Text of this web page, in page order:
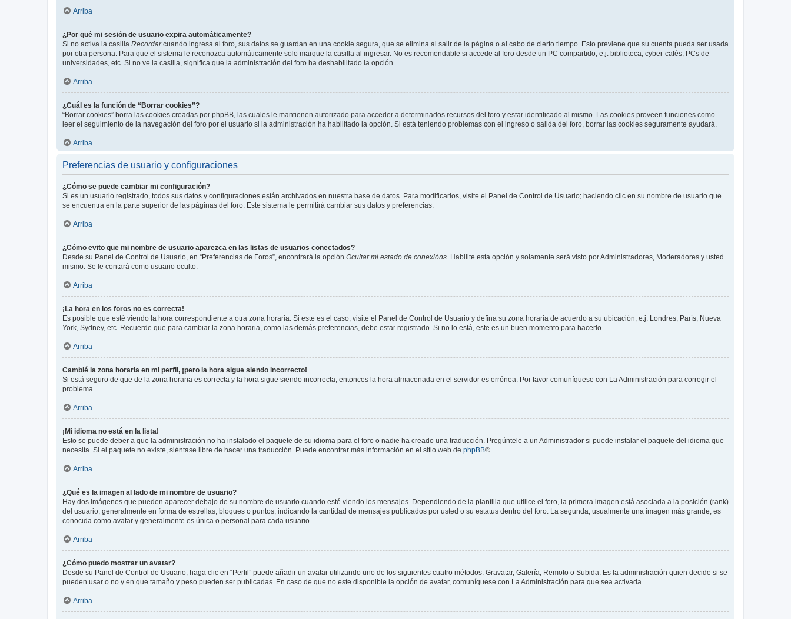
Arriba
¿Por qué mi sesión de usuario expira automáticamente?
Si no activa la casilla Recordarcuando ingresa al foro, sus datos se guardan en una cookie segura, que se elimina al salir de la página o al cabo de cierto tiempo. Esto previene que su cuenta pueda ser usada
por otra persona. Para que el sistema le reconozca automáticamente solo marque la casilla al ingresar. No es recomendable si accede al foro desde un PC compartido, e.j. biblioteca, cyber-cafés, PCs de
universidades, etc. Si no ve la casilla, significa que la administración del foro ha deshabilitado la opción.
Arriba
¿Cuál es la función de “Borrar cookies”?
“Borrar cookies” borra las cookies creadas por phpBB, las cuales le mantienen autorizado para acceder a determinados recursos del foro y estar identificado al mismo. Las cookies proveen funciones como
leer el seguimiento de la navegación del foro por el usuario si la administración ha habilitado la opción. Si está teniendo problemas con el ingreso o salida del foro, borrar las cookies seguramente ayudará.
Arriba
Preferencias de usuario y configuraciones
¿Cómo se puede cambiar mi configuración?
Si es un usuario registrado, todos sus datos y configuraciones están archivados en nuestra base de datos. Para modificarlos, visite el Panel de Control de Usuario; haciendo clic en su nombre de usuario que
se encuentra en la parte superior de las páginas del foro. Este sistema le permitirá cambiar sus datos y preferencias.
Arriba
¿Cómo evito que mi nombre de usuario aparezca en las listas de usuarios conectados?
Desde su Panel de Control de Usuario, en “Preferencias de Foros”, encontrará la opción Ocultar mi estado de conexións. Habilite esta opción y solamente será visto por Administradores, Moderadores y usted
mismo. Se le contará como usuario oculto.
Arriba
¡La hora en los foros no es correcta!
Es posible que esté viendo la hora correspondiente a otra zona horaria. Si este es el caso, visite el Panel de Control de Usuario y defina su zona horaria de acuerdo a su ubicación, e.j. Londres, París, Nueva
York, Sydney, etc. Recuerde que para cambiar la zona horaria, como las demás preferencias, debe estar registrado. Si no lo está, este es un buen momento para hacerlo.
Arriba
Cambié la zona horaria en mi perfil, ¡pero la hora sigue siendo incorrecto!
Si está seguro de que de la zona horaria es correcta y la hora sigue siendo incorrecta, entonces la hora almacenada en el servidor es errónea. Por favor comuníquese con La Administración para corregir el
problema.
Arriba
¡Mi idioma no está en la lista!
Esto se puede deber a que la administración no ha instalado el paquete de su idioma para el foro o nadie ha creado una traducción. Pregúntele a un Administrador si puede instalar el paquete del idioma que
necesita. Si el paquete no existe, siéntase libre de hacer una traducción. Puede encontrar más información en el sitio web de phpBB®
Arriba
¿Qué es la imagen al lado de mi nombre de usuario?
Hay dos imágenes que pueden aparecer debajo de su nombre de usuario cuando esté viendo los mensajes. Dependiendo de la plantilla que utilice el foro, la primera imagen está asociada a la posición (rank)
del usuario, generalmente en forma de estrellas, bloques o puntos, indicando la cantidad de mensajes publicados por usted o su estatus dentro del foro. La segunda, usualmente una imagen más grande, es
conocida como avatar y generalmente es única o personal para cada usuario.
Arriba
¿Cómo puedo mostrar un avatar?
Desde su Panel de Control de Usuario, haga clic en “Perfil” puede añadir un avatar utilizando uno de los siguientes cuatro métodos: Gravatar, Galería, Remoto o Subida. Es la administración quien decide si se
pueden usar o no y en que tamaño y peso pueden ser publicadas. En caso de que no este disponible la opción de avatar, comuníquese con La Administración para que sea activada.
Arriba